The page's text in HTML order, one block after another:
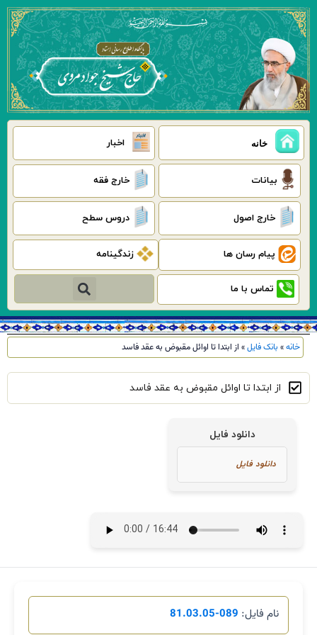
پرش
محتوا
خانه اخبار
بیانات خارج فقه
خارج اصول دروس سطح
پیام رسان ها زندگینامه
تماس با ما جستجو
خانه» بانک فایل» از ابتدا تا اوائل مقبوض به عقد فاسد
از ابتدا تا اوائل مقبوض به عقد فاسد
دانلود فایل
نام فایل: 089-81.03.05